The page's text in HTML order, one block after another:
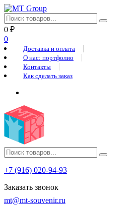
0 ₽
0
Доставка и оплата
О нас: портфолио
Контакты
Как сделать заказ
+7 (916) 020-94-93
Заказать звонок
mt@mt-souvenir.ru